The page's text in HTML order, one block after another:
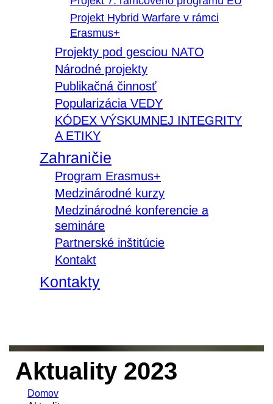
Projekt Hybrid Warfare v rámci
Erasmus+
Projekty pod gesciou NATO
Národné projekty
Publikačná činnosť
Popularizácia VEDY
KÓDEX VÝSKUMNEJ INTEGRITY
A ETIKY
Zahraničie
Program Erasmus+
Medzinárodné kurzy
Medzinárodné konferencie a
semináre
Partnerské inštitúcie
Kontakt
Kontakty
Aktuality 2023
Domov